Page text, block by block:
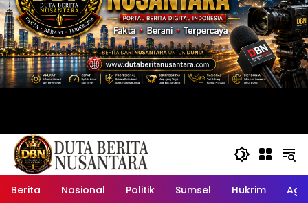
Berita Nasional Politik Sumsel Hukrim